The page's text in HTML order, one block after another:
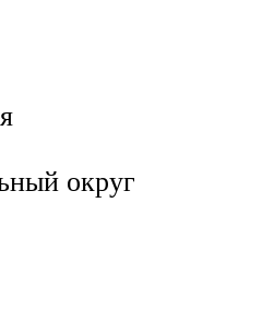
округ